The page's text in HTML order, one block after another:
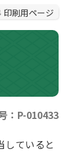
印刷用ページ
：P-010433
していると